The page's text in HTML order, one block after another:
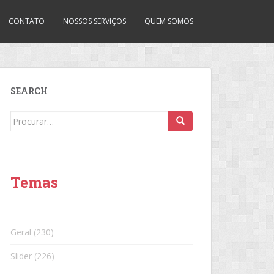
CONTATO NOSSOS SERVIÇOS QUEM SOMOS
SEARCH
Search
Temas
Geral (230)
Slider (226)